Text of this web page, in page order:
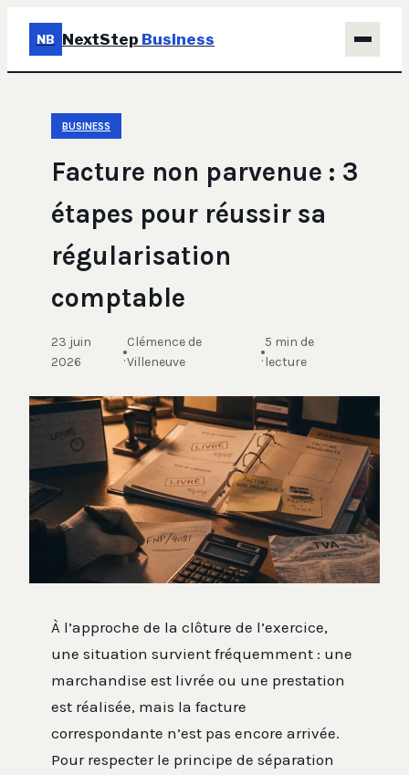
NB NextStep Business
BUSINESS
Facture non parvenue : 3
étapes pour réussir sa
régularisation
comptable
23 juin
2026
·
Clémence de
Villeneuve
·
5 min de
lecture
À l’approche de la clôture de l’exercice,
une situation survient fréquemment : une
marchandise est livrée ou une prestation
est réalisée, mais la facture
correspondante n’est pas encore arrivée.
Pour respecter le principe de séparation